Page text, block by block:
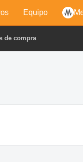
Equipo
de compra